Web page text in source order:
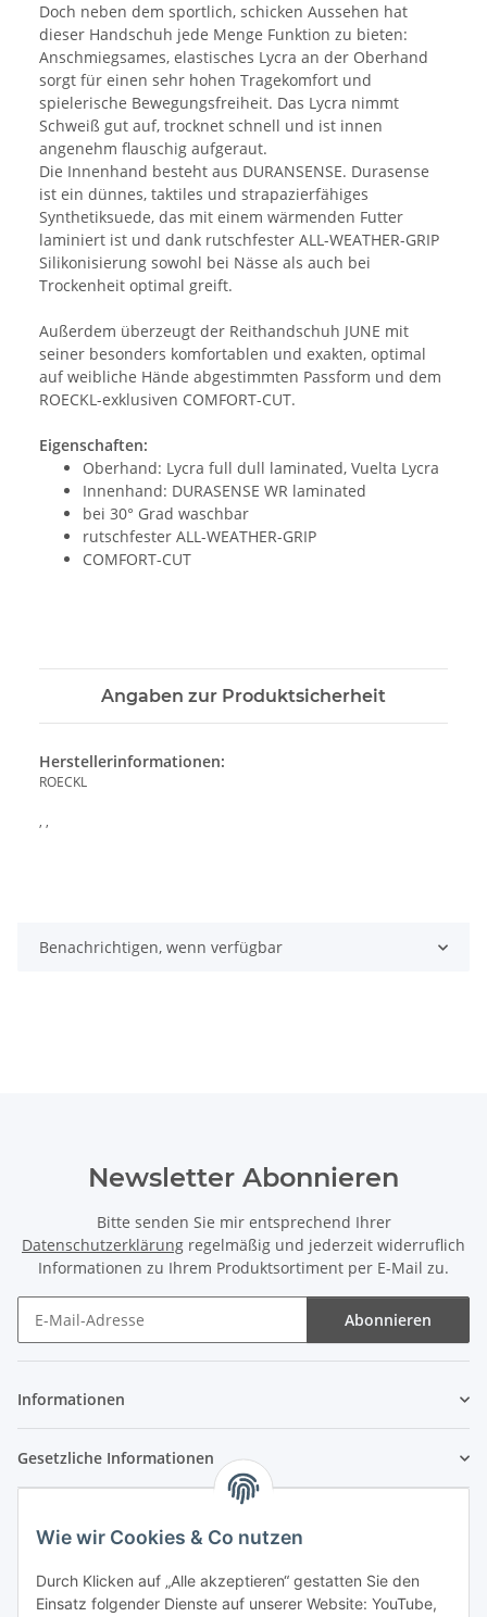
Wie wir Cookies & Co nutzen
Durch Klicken auf „Alle akzeptieren“ gestatten Sie den
Einsatz folgender Dienste auf unserer Website: YouTube,
Doch neben dem sportlich, schicken Aussehen hat
dieser Handschuh jede Menge Funktion zu bieten:
Anschmiegsames, elastisches Lycra an der Oberhand
sorgt für einen sehr hohen Tragekomfort und
spielerische Bewegungsfreiheit. Das Lycra nimmt
Schweiß gut auf, trocknet schnell und ist innen
angenehm flauschig aufgeraut.
Die Innenhand besteht aus DURANSENSE. Durasense
ist ein dünnes, taktiles und strapazierfähiges
Synthetiksuede, das mit einem wärmenden Futter
laminiert ist und dank rutschfester ALL-WEATHER-GRIP
Silikonisierung sowohl bei Nässe als auch bei
Trockenheit optimal greift.
Außerdem überzeugt der Reithandschuh JUNE mit
seiner besonders komfortablen und exakten, optimal
auf weibliche Hände abgestimmten Passform und dem
ROECKL-exklusiven COMFORT-CUT.
Eigenschaften:
Oberhand: Lycra full dull laminated, Vuelta Lycra
Innenhand: DURASENSE WR laminated
bei 30° Grad waschbar
rutschfester ALL-WEATHER-GRIP
COMFORT-CUT
Angaben zur Produktsicherheit
Herstellerinformationen:
ROECKL
, ,
Benachrichtigen, wenn verfügbar
Newsletter Abonnieren
Bitte senden Sie mir entsprechend Ihrer
Datenschutzerklärung regelmäßig und jederzeit widerruflich
Informationen zu Ihrem Produktsortiment per E-Mail zu.
Abonnieren
Informationen
Gesetzliche Informationen